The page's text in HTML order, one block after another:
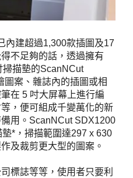
內建超過1,300款插圖及17
不足夠的話，透過擁有
描墊的ScanNCut
案、雜誌內的插圖或相
在 5 吋大屏幕上進行編
，便可組成千變萬化的新
用。ScanNCut SDX1200
*，掃描範圍達297 x 630
及裁剪更大型的圖案。
標誌等等，使用者只要利